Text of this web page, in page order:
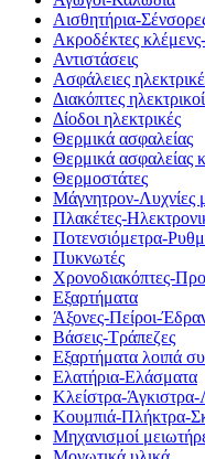
Αισθητήρια-
Ακροδέκτες
Αντιστάσεις
Ασφάλειες
Διακόπτες
Δίοδοι ηλεκτρικές
Θερμικά ασφαλείας
Θερμικά ασφαλείας
Θερμοστάτες
Μάγνητρον-Λυχνίες
Πλακέτες-
Ποτενσιόμετρα-
Πυκνωτές
Χρονοδιακόπτες-
Εξαρτήματα
Άξονες-Πείροι-
Βάσεις-Τράπεζες
Εξαρτήματα λοιπά
Ελατήρια-Ελάσματα
Κλείστρα-
Κουμπιά-Πλήκτρα-
Μηχανισμοί